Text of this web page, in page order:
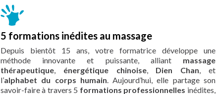
5 formations inédites au massage
Depuis bientôt 15 ans, votre formatrice développe une
méthode innovante et puissante, alliant massage
thérapeutique, énergétique chinoise, Dien Chan, et
l’alphabet du corps humain. Aujourd’hui, elle partage son
savoir-faire à travers 5 formations professionnelles inédites,